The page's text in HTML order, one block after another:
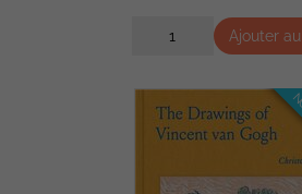
Ajouter